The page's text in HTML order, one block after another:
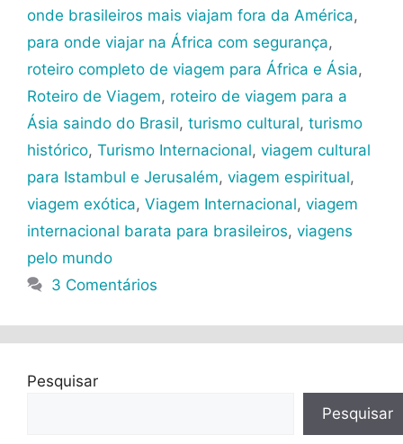
onde brasileiros mais viajam fora da América,
para onde viajar na África com segurança,
roteiro completo de viagem para África e Ásia,
Roteiro de Viagem, roteiro de viagem para a
Ásia saindo do Brasil, turismo cultural, turismo
histórico, Turismo Internacional, viagem cultural
para Istambul e Jerusalém, viagem espiritual,
viagem exótica, Viagem Internacional, viagem
internacional barata para brasileiros, viagens
pelo mundo
3 Comentários
Pesquisar
Pesquisar